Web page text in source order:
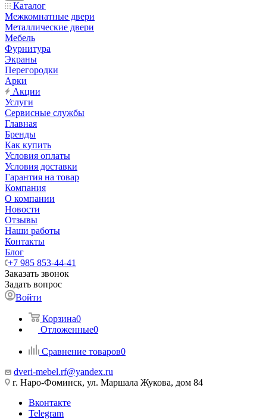
Каталог
Межкомнатные двери
Металлические двери
Мебель
Фурнитура
Экраны
Перегородки
Арки
Акции
Услуги
Сервисные службы
Главная
Бренды
Как купить
Условия оплаты
Условия доставки
Гарантия на товар
Компания
О компании
Новости
Отзывы
Наши работы
Контакты
Блог
+7 985 853-44-41
Заказать звонок
Задать вопрос
Войти
Корзина0
Отложенные0
Сравнение товаров0
dveri-mebel.rf@yandex.ru
г. Наро-Фоминск, ул. Маршала Жукова, дом 84
Вконтакте
Telegram